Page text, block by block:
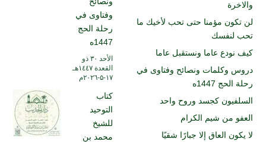
والاخرة
لن تكون مؤمنا حتى تحب لأخيك ما
تحب لنفسك
كيف نودع عاما ونستقبل عاما
دروس وكلمات ونصائح وفتاوى في
رحلة الحج 1447ه
السلفيون كجسد وروح واحد
العفو من شيم الكرام
لا يكون العاق إلا جبارًا شقيًا
وفتاوى في
رحلة الحج
1447ه
الأحد ۳۰ ذو
القعدة ۱٤٤۷هـ
۱۷-۵-۲۰۲٦م
كتاب
التوحيد
للشيخ
محمد بن